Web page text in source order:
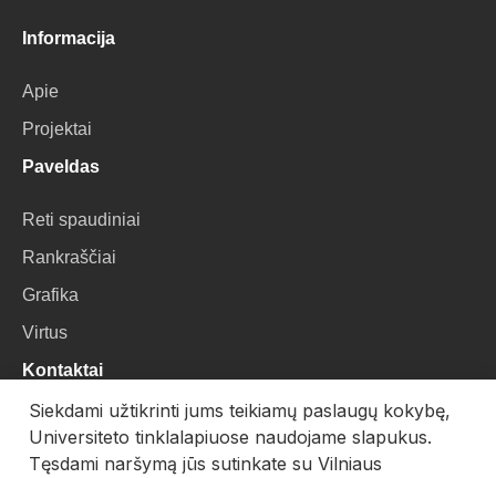
Informacija
Apie
Projektai
Paveldas
Reti spaudiniai
Rankraščiai
Grafika
Virtus
Kontaktai
VU Biblioteka
Universiteto g. 3, LT-01122, Vilnius
Siekdami užtikrinti jums teikiamų paslaugų kokybę,
Universiteto tinklalapiuose naudojame slapukus.
Tęsdami naršymą jūs sutinkate su Vilniaus